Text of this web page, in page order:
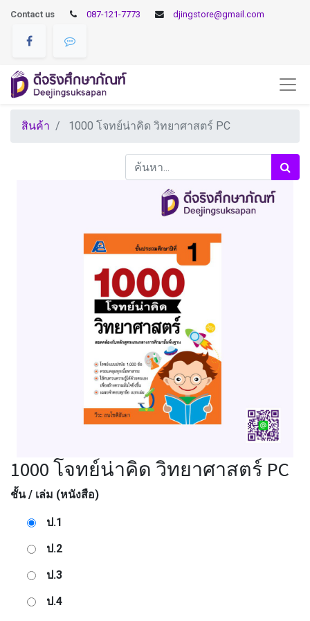
Contact us 087-121-7773 djingstore@gmail.com
สินค้า 1000 โจทย์น่าคิด วิทยาศาสตร์ PC
1000 โจทย์น่าคิด วิทยาศาสตร์ PC
ชั้น / เล่ม (หนังสือ)
ป.1
ป.2
ป.3
ป.4